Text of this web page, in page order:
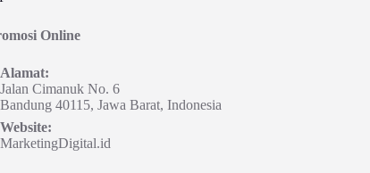
Online
Alamat:
Jalan Cimanuk No. 6
Bandung 40115, Jawa Barat, Indonesia
Website:
MarketingDigital.id